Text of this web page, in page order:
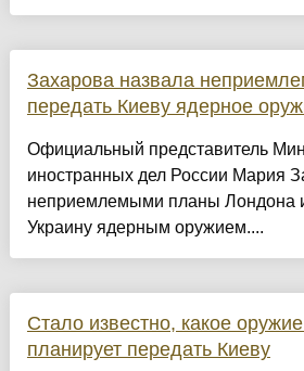
Захарова назвала
передать Киеву ядерное
Официальный представитель
иностранных дел России Мария
неприемлемыми планы Лондона
Украину ядерным оружием....
Стало известно, какое
планирует передать Киеву